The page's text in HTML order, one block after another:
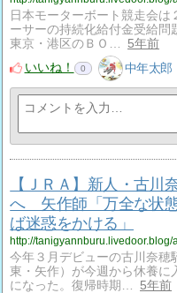
日本モーターボート競走会は
ーサーの持続化給付金受給問
東京・港区のＢＯ…
5年前
いいね！
0 中年太郎
【ＪＲＡ】新人・古川
へ 矢作師「万全な状
ば迷惑をかける」
今年３月デビューの古川奈穂
東・矢作）が今週から休養に
になった。復帰時期…
5年前